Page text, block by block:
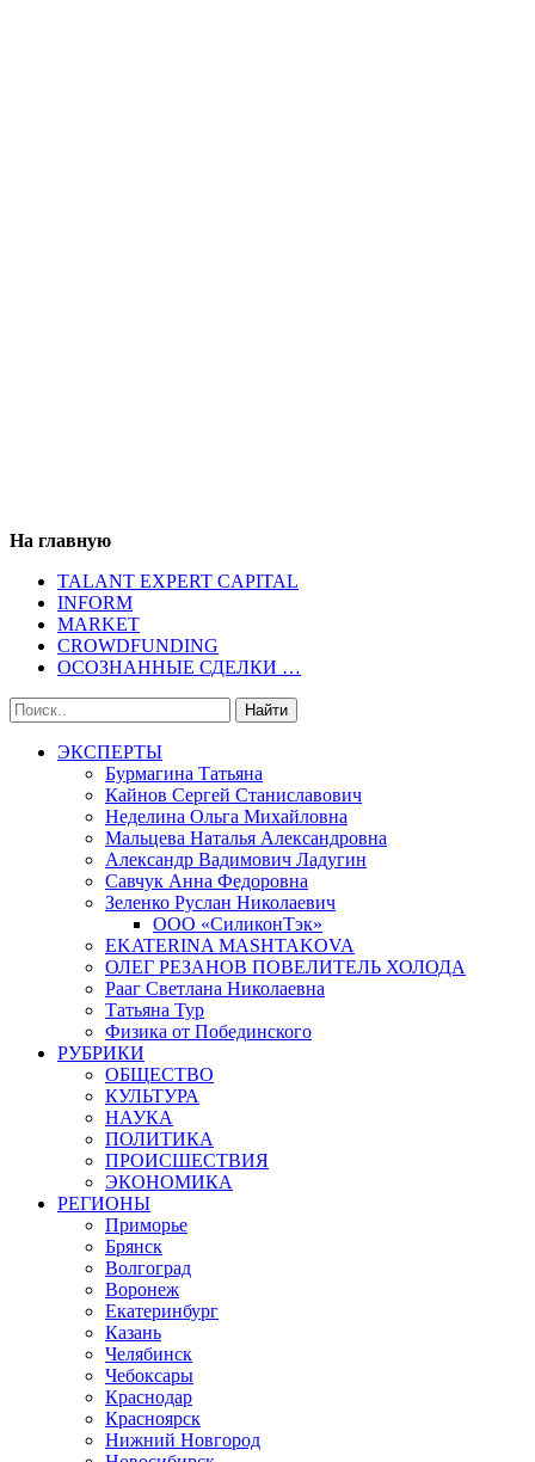
На главную
TALANT EXPERT CAPITAL
INFORM
MARKET
CROWDFUNDING
ОСОЗНАННЫЕ СДЕЛКИ …
ЭКСПЕРТЫ
Бурмагина Татьяна
Кайнов Сергей Станиславович
Неделина Ольга Михайловна
Мальцева Наталья Александровна
Александр Вадимович Ладугин
Савчук Анна Федоровна
Зеленко Руслан Николаевич
ООО «СиликонТэк»
EKATERINA MASHTAKOVA
ОЛЕГ РЕЗАНОВ ПОВЕЛИТЕЛЬ ХОЛОДА
Рааг Светлана Николаевна
Татьяна Тур
Физика от Побединского
РУБРИКИ
ОБЩЕСТВО
КУЛЬТУРА
НАУКА
ПОЛИТИКА
ПРОИСШЕСТВИЯ
ЭКОНОМИКА
РЕГИОНЫ
Приморье
Брянск
Волгоград
Воронеж
Екатеринбург
Казань
Челябинск
Чебоксары
Краснодар
Красноярск
Нижний Новгород